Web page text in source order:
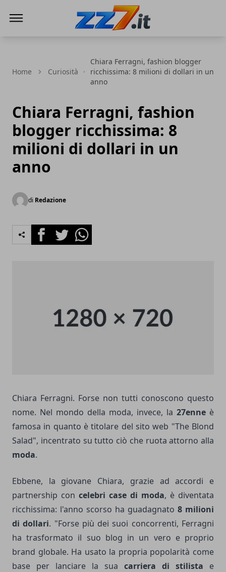
Home Curiosità
Chiara Ferragni, fashion blogger
ricchissima: 8 milioni di dollari in un
anno
Chiara Ferragni, fashion
blogger ricchissima: 8
milioni di dollari in un
anno
di Redazione
FacebookTwitterWhatsapp
Chiara Ferragni. Forse non tutti conoscono questo
nome. Nel mondo della moda, invece, la 27enne è
famosa in quanto è titolare del sito web "The Blond
Salad", incentrato su tutto ciò che ruota attorno alla
moda.
Ebbene, la giovane Chiara, grazie ad accordi e
partnership con celebri case di moda, è diventata
ricchissima: l'anno scorso ha guadagnato 8 milioni
di dollari. "Forse più dei suoi concorrenti, Ferragni
ha trasformato il suo blog in un vero e proprio
brand globale. Ha usato la propria popolarità come
base per lanciare la sua carriera di stilista e